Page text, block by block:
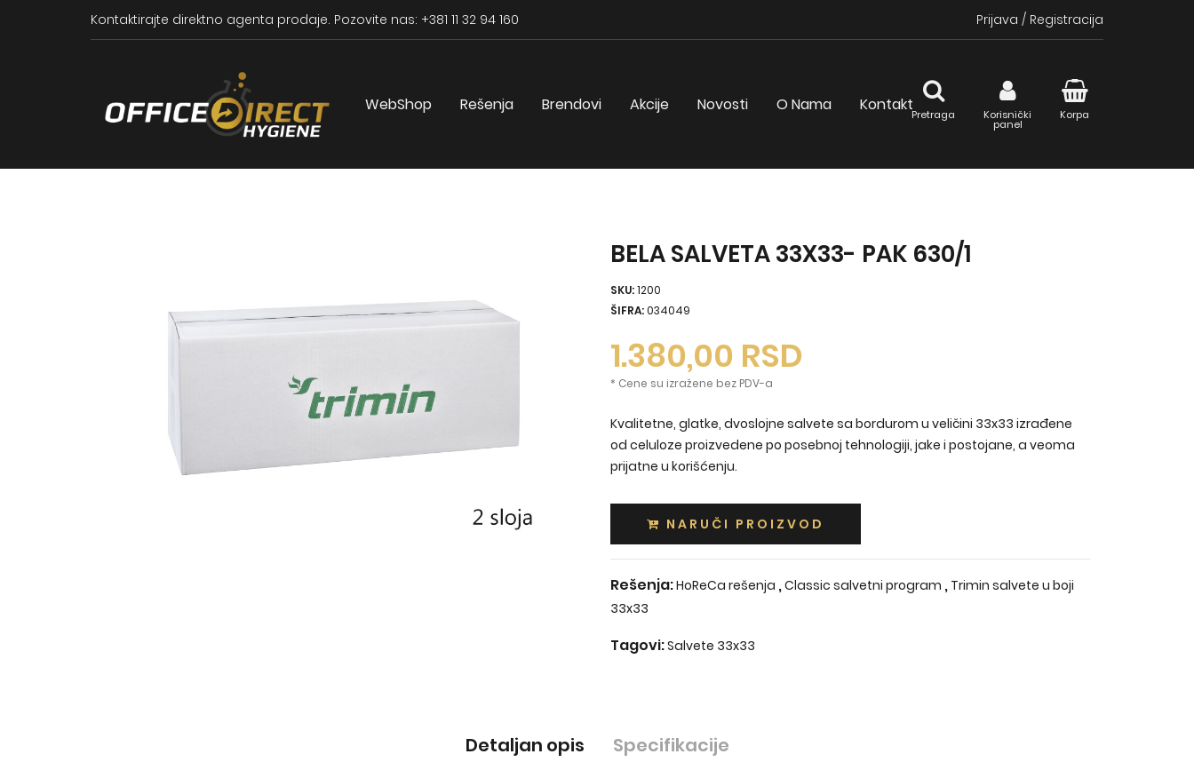
Kontaktirajte direktno agenta prodaje. Pozovite nas: +381 11 32 94 160 Prijava / Registracija
WebShop Rešenja Brendovi Akcije Novosti O Nama Kontakt
Pretraga Korisnički
panel
Korpa
BELA SALVETA 33X33- PAK 630/1
SKU:1200
ŠIFRA:034049
1.380,00 RSD
* Cene su izražene bez PDV-a
Kvalitetne, glatke, dvoslojne salvete sa bordurom u veličini 33x33 izrađene
od celuloze proizvedene po posebnoj tehnologiji, jake i postojane, a veoma
prijatne u korišćenju.
NARUČI PROIZVOD
Rešenja:HoReCa rešenja ,Classic salvetni program , Trimin salvete u boji
33x33
Tagovi:Salvete 33x33
Detaljan opis Specifikacije